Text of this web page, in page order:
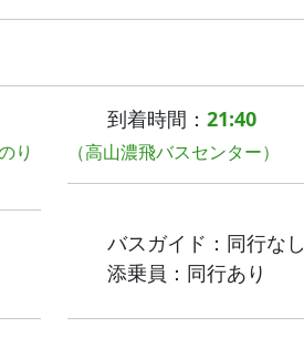
り
到着時間： 21:40
（高山濃飛バスセンター）
バスガイド：同行なし
添乗員：同行あり